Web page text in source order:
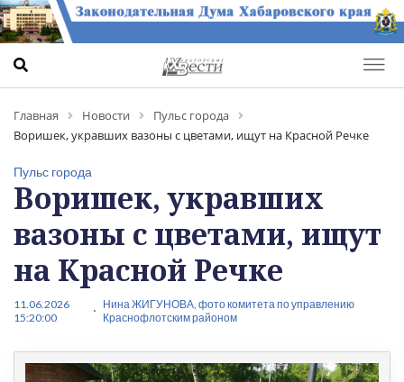
Главная Новости
Пульс города
Воришек, укравших вазоны с цветами, ищут на Красной Речке
Пульс города
Воришек, укравших
вазоны с цветами, ищут
на Красной Речке
11.06.2026
15:20:00
Нина ЖИГУНОВА, фото комитета по управлению
Краснофлотским районом